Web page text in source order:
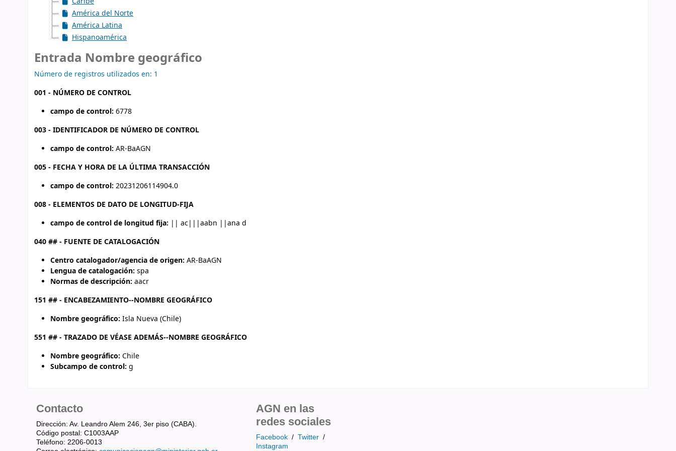
América del Norte
América Latina
Hispanoamérica
Entrada Nombre geográfico
Número de registros utilizados en: 1
001 - NÚMERO DE CONTROL
campo de control: 6778
003 - IDENTIFICADOR DE NÚMERO DE CONTROL
campo de control: AR-BaAGN
005 - FECHA Y HORA DE LA ÚLTIMA TRANSACCIÓN
campo de control: 20231206114904.0
008 - ELEMENTOS DE DATO DE LONGITUD-FIJA
campo de control de longitud fija: || ac|||aabn ||ana d
040 ## - FUENTE DE CATALOGACIÓN
Centro catalogador/agencia de origen: AR-BaAGN
Lengua de catalogación: spa
Normas de descripción: aacr
151 ## - ENCABEZAMIENTO--NOMBRE GEOGRÁFICO
Nombre geográfico: Isla Nueva (Chile)
551 ## - TRAZADO DE VÉASE ADEMÁS--NOMBRE GEOGRÁFICO
Nombre geográfico: Chile
Subcampo de control: g
Contacto
Dirección: Av. Leandro Alem 246, 3er piso (CABA).
Código postal: C1003AAP
Teléfono: 2206-0013
AGN en las
redes sociales
Facebook / Twitter /
Instagram